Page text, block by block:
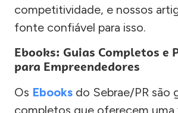
competitividade, e nossos
fonte confiável para isso.
Ebooks: Guias Completos e
para Empreendedores
Os Ebooks do Sebrae/PR são
completos que oferecem uma